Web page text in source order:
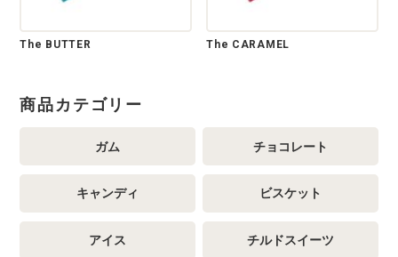
The BUTTER The CARAMEL
商品カテゴリー
ガム チョコレート
キャンディ ビスケット
アイス チルドスイーツ